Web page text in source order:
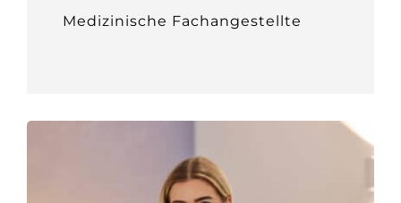
Medizinische Fachangestellte